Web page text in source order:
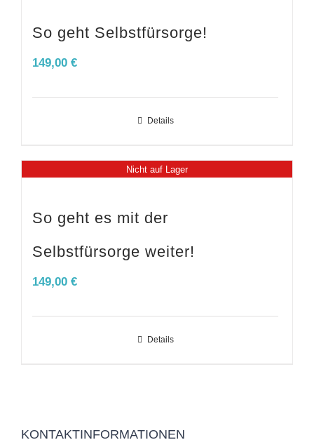
So geht Selbstfürsorge!
149,00 €
Details
Nicht auf Lager
So geht es mit der
Selbstfürsorge weiter!
149,00 €
Details
KONTAKTINFORMATIONEN